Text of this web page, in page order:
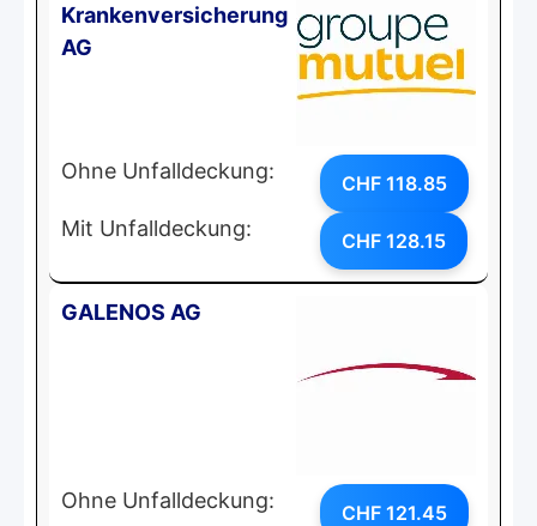
Krankenversicherung
AG
Ohne Unfalldeckung: CHF 118.85
Mit Unfalldeckung: CHF 128.15
GALENOS AG
Ohne Unfalldeckung: CHF 121.45